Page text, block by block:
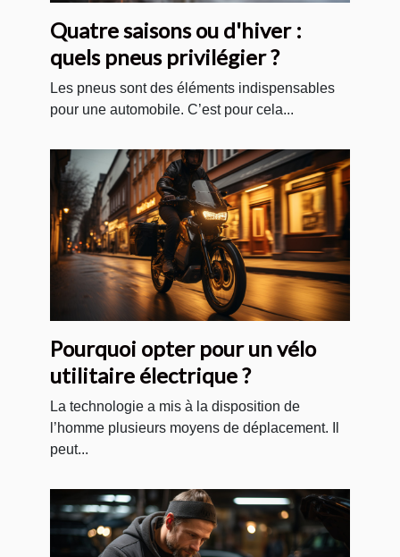
Quatre saisons ou d'hiver :
quels pneus privilégier ?
Les pneus sont des éléments indispensables
pour une automobile. C’est pour cela...
Pourquoi opter pour un vélo
utilitaire électrique ?
La technologie a mis à la disposition de
l’homme plusieurs moyens de déplacement. Il
peut...